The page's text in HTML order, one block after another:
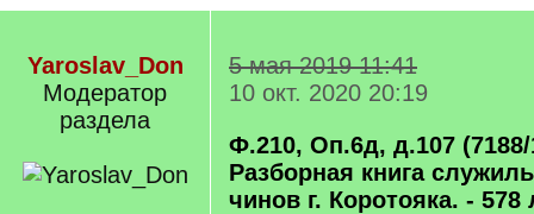
Yaroslav_Don
Модератор
раздела
5 мая 2019 11:41
10 окт. 2020 20:19
Ф.210, Оп.6д, д.107 (7188/
Разборная книга
чинов г. Коротояка. - 578